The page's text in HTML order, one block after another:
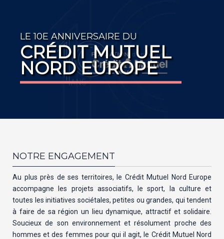
LE 10E ANNIVERSAIRE DU
CRÉDIT MUTUEL
NORD EUROPE
NOTRE ENGAGEMENT
Au plus près de ses territoires, le Crédit Mutuel Nord Europe
accompagne les projets associatifs, le sport, la culture et
toutes les initiatives sociétales, petites ou grandes, qui tendent
à faire de sa région un lieu dynamique, attractif et solidaire.
Soucieux de son environnement et résolument proche des
hommes et des femmes pour qui il agit, le Crédit Mutuel Nord